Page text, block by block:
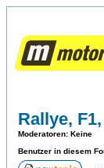
Rallye,
Moderatoren: Keine
Benutzer in diesem